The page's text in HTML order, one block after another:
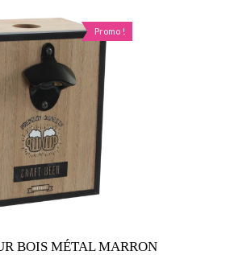
Promo !
BOIS MÉTAL MARRON